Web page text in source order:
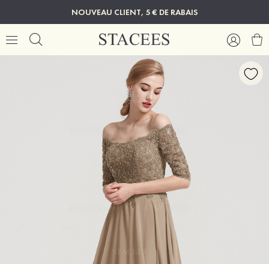
NOUVEAU CLIENT, 5 € DE RABAIS